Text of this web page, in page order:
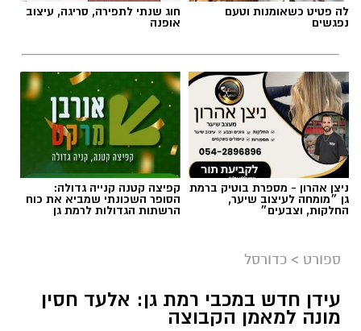
לה פטיט כשאומנות וטעם
נפגשים
חוג שנתי לתפירה, סריגה, עיצוב
אופנה
ניצן אהרון - מספרת בוטיק ברמת
גן ״מומחה לעיצוב שיער,
החלקות, וצבעים״
קפיצה קטנה קנייה גדולה:
הסופר השכונתי שמביא את כוח
הרשתות הגדולות לרמת גן
ספורט > כדורסל
עידן חדש במכבי רמת גן: אלעד חסין
מונה למאמן הקבוצה